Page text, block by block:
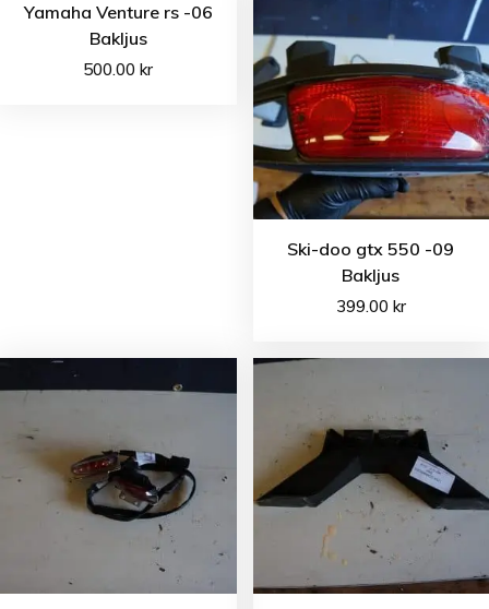
Yamaha Venture rs -06
Bakljus
500.00kr
Ski-doo gtx 550 -09
Bakljus
399.00 kr